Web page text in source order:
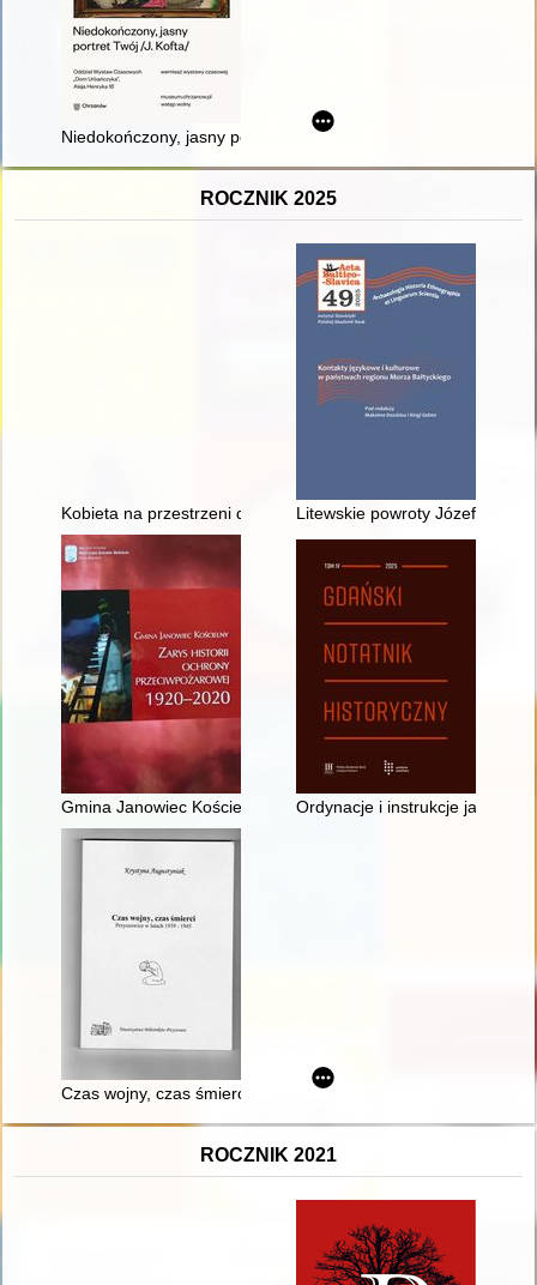
Niedokończony, jasny portret Twój... /J. Kofta/ : 8 grudnia
ROCZNIK 2025
Kobieta na przestrzeni dziejów. T. 7Litewskie powroty Józefa
Gmina Janowiec Kościelny : zarys historii ochrony
Ordynacje i instrukcje jako
Czas wojny, czas śmierci : Przyszowice w latach 1939-1945
ROCZNIK 2021